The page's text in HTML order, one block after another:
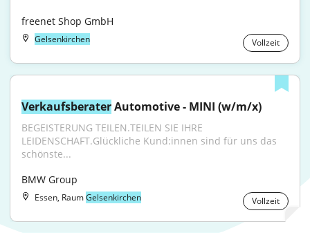
freenet Shop GmbH
Gelsenkirchen Vollzeit
Verkaufsberater Automotive - MINI (w/m/x)
BEGEISTERUNG TEILEN.TEILEN SIE IHRE
LEIDENSCHAFT.Glückliche Kund:innen sind für uns das
schönste...
BMW Group
Essen, RaumGelsenkirchen Vollzeit